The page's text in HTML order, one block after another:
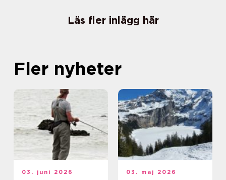
Läs fler inlägg här
Fler nyheter
03. juni 2026 03. maj 2026